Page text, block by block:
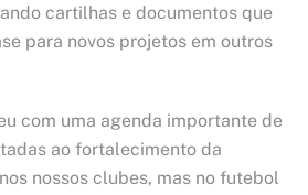
cartilhas e documentos que
para novos projetos em outros
com uma agenda importante de
ao fortalecimento da
nossos clubes, mas no futebol